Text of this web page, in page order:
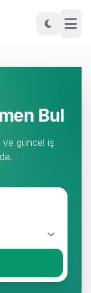
Bul
ve güncel iş